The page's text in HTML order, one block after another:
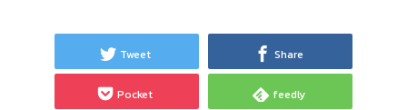
Tweet Share
Pocket feedly